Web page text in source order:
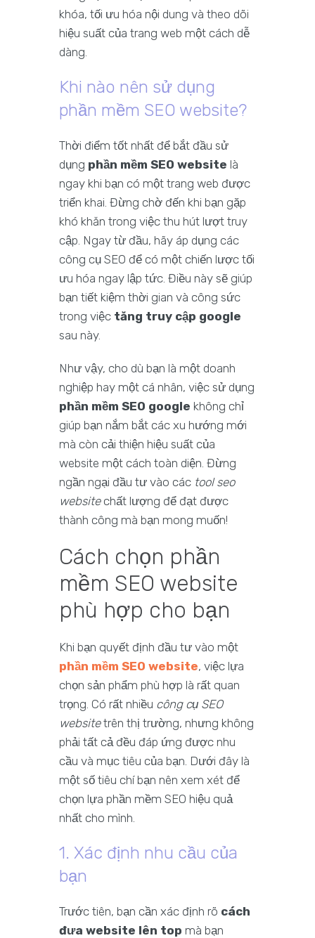
khóa, tối ưu hóa nội dung và theo dõi
hiệu suất của trang web một cách dễ
dàng.
Khi nào nên sử dụng
phần mềm SEO website?
Thời điểm tốt nhất để bắt đầu sử
dụng phần mềm SEO website là
ngay khi bạn có một trang web được
triển khai. Đừng chờ đến khi bạn gặp
khó khăn trong việc thu hút lượt truy
cập. Ngay từ đầu, hãy áp dụng các
công cụ SEO để có một chiến lược tối
ưu hóa ngay lập tức. Điều này sẽ giúp
bạn tiết kiệm thời gian và công sức
trong việc tăng truy cập google
sau này.
Như vậy, cho dù bạn là một doanh
nghiệp hay một cá nhân, việc sử dụng
phần mềm SEO google không chỉ
giúp bạn nắm bắt các xu hướng mới
mà còn cải thiện hiệu suất của
website một cách toàn diện. Đừng
ngần ngại đầu tư vào các tool seo
websitechất lượng để đạt được
thành công mà bạn mong muốn!
Cách chọn phần
mềm SEO website
phù hợp cho bạn
Khi bạn quyết định đầu tư vào một
phần mềm SEO website, việc lựa
chọn sản phẩm phù hợp là rất quan
trọng. Có rất nhiều công cụ SEO
websitetrên thị trường, nhưng không
phải tất cả đều đáp ứng được nhu
cầu và mục tiêu của bạn. Dưới đây là
một số tiêu chí bạn nên xem xét để
chọn lựa phần mềm SEO hiệu quả
nhất cho mình.
1. Xác định nhu cầu của
bạn
Trước tiên, bạn cần xác định rõ cách
đưa website lên top mà bạn